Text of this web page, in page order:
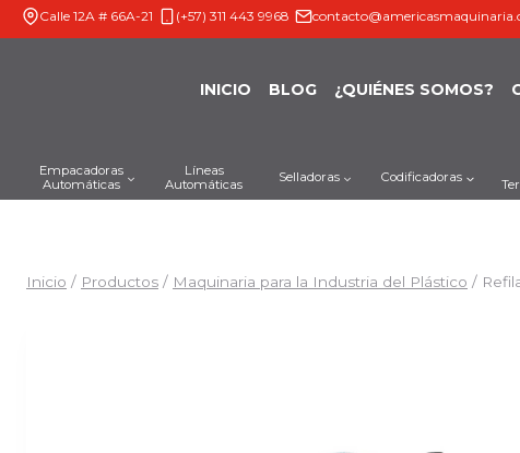
Saltar
al
Calle 12A # 66A-21 (+57) 311 443 9968
INICIO BLOG ¿QUIÉNES SOMOS?
Empacadoras
Automáticas
Líneas
Automáticas
Selladoras Codificadoras
Inicio / Productos / Maquinaria para la Industria del Plástico /